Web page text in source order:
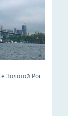
Золотой Рог.